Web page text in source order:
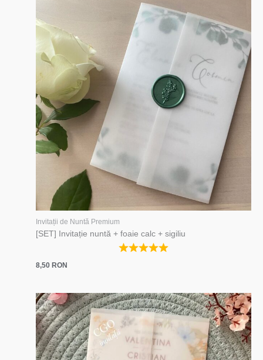
Invitații de Nuntă Premium
[SET] Invitație nuntă + foaie calc + sigiliu
8,50 RON